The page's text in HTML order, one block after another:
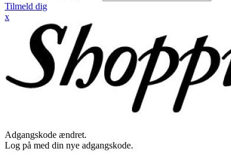
Tilmeld dig
x
Adgangskode ændret.
Log på med din nye adgangskode.